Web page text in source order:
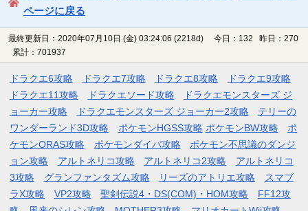
ページに戻る
最終更新日：2020年07月10日 (金) 03:24:06 (2218d)
今日：132 昨日：270
累計：701937
ドラクエ6攻略 ドラクエ7攻略 ドラクエ8攻略
ドラクエ9攻略
ドラクエ11攻略
ドラクエソード攻略
ドラクエモンスターズ ジ
ョーカー攻略
ドラクエモンスターズ ジョーカー2攻略
テリーの
ワンダーランド3D攻略
ポケモンHGSS攻略 ポケモンBW攻略
ポ
ケモンORAS攻略
ポケモンダイパ攻略
ポケモン不思議のダンジ
ョン攻略
アルトネリコ攻略 アルトネリコ2攻略
アルトネリコ
3攻略
グランファンタズム攻略 リーズのアトリエ攻略
スマブ
ラX攻略
VP2攻略 聖剣伝説4・DS(COM)・HOM攻略
FF12攻